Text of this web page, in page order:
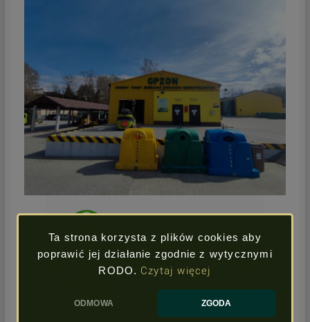
Ta strona korzysta z plików cookies aby
poprawić jej działanie zgodnie z wytycznymi
RODO. Czytaj więcej
ODMOWA ZGODA